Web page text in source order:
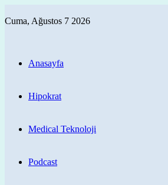
Cuma, Ağustos 7 2026
Anasayfa
Hipokrat
Medical Teknoloji
Podcast